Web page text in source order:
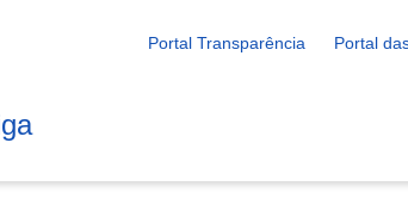
Portal Transparência Portal